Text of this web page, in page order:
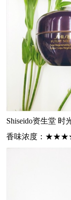
Shiseido资生堂 时
香味浓度 ：